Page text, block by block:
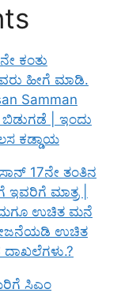
ಕಂತು
ಹೀಗೆ ಮಾಡಿ.
Samman
| ಇಂದು
ಕಡ್ಡಾಯ
17ನೇ ತಂತಿನ
ಮಾತ್ರ |
ಉಚಿತ ಮನೆ
ಉಚಿತ
ದಾಖಲೆಗಳು.?
ಸಿಎಂ